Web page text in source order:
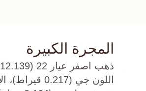
المجرة الكبيرة